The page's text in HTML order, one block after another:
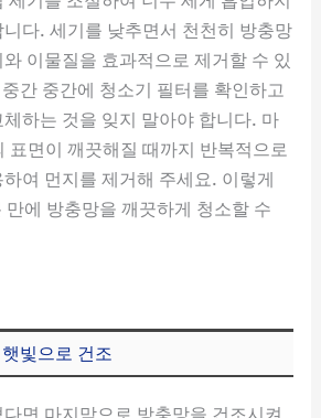
다. 세기를 낮추면서 천천히 방충망
이물질을 효과적으로 제거할 수 있
간 중간에 청소기 필터를 확인하고
하는 것을 잊지 말아야 합니다. 마
표면이 깨끗해질 때까지 반복적으로
여 먼지를 제거해 주세요. 이렇게
에 방충망을 깨끗하게 청소할 수
빛으로 건조
면 마지막으로 방충망을 건조시켜